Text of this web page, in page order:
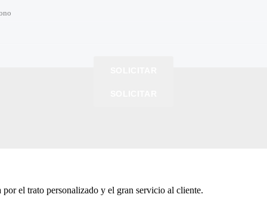
el trato personalizado y el gran servicio al cliente.